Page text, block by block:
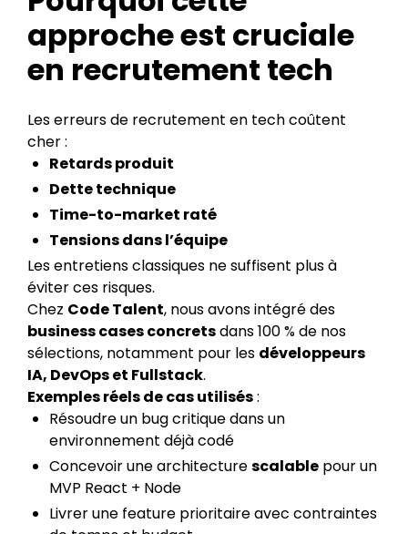
approche est cruciale
en recrutement tech
Les erreurs de recrutement en tech coûtent
cher :
Retards produit
Dette technique
Time-to-market raté
Tensions dans l’équipe
Les entretiens classiques ne suffisent plus à
éviter ces risques.
Chez Code Talent, nous avons intégré des
business cases concretsdans 100 % de nos
sélections, notamment pour les développeurs
IA, DevOps et Fullstack.
Exemples réels de cas utilisés:
Résoudre un bug critique dans un
environnement déjà codé
Concevoir une architecturescalable pour un
MVP React + Node
Livrer une feature prioritaire avec contraintes